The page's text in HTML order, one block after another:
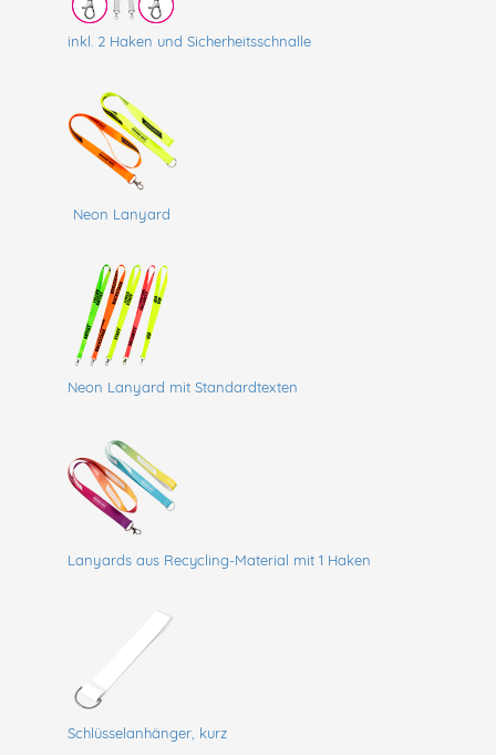
inkl. 2 Haken und Sicherheitsschnalle
Neon Lanyard
Neon Lanyard mit Standardtexten
Lanyards aus Recycling-Material mit 1 Haken
Schlüsselanhänger, kurz